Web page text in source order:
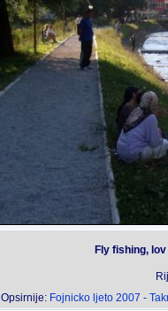
Fly fishing,
Opsirnije: Fojnicko ljeto 2007 -